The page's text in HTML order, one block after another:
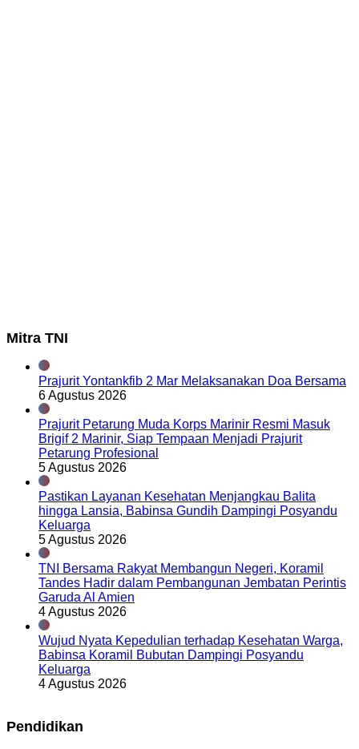
Mitra TNI
Prajurit Yontankfib 2 Mar Melaksanakan Doa Bersama
6 Agustus 2026
Prajurit Petarung Muda Korps Marinir Resmi Masuk
Brigif 2 Marinir, Siap Tempaan Menjadi Prajurit
Petarung Profesional
5 Agustus 2026
Pastikan Layanan Kesehatan Menjangkau Balita
hingga Lansia, Babinsa Gundih Dampingi Posyandu
Keluarga
5 Agustus 2026
TNI Bersama Rakyat Membangun Negeri, Koramil
Tandes Hadir dalam Pembangunan Jembatan Perintis
Garuda Al Amien
4 Agustus 2026
Wujud Nyata Kepedulian terhadap Kesehatan Warga,
Babinsa Koramil Bubutan Dampingi Posyandu
Keluarga
4 Agustus 2026
Pendidikan